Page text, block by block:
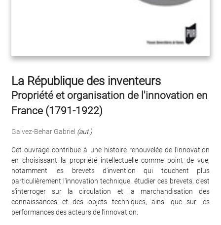
La République des inventeurs
Propriété et organisation de l'innovation en
France (1791-1922)
Galvez-Behar Gabriel (aut.)
Cet ouvrage contribue à une histoire renouvelée de l'innovation
en choisissant la propriété intellectuelle comme point de vue,
notamment les brevets d'invention qui touchent plus
particulièrement l'innovation technique. étudier ces brevets, c'est
s'interroger sur la circulation et la marchandisation des
connaissances et des objets techniques, ainsi que sur les
performances des acteurs de l'innovation.